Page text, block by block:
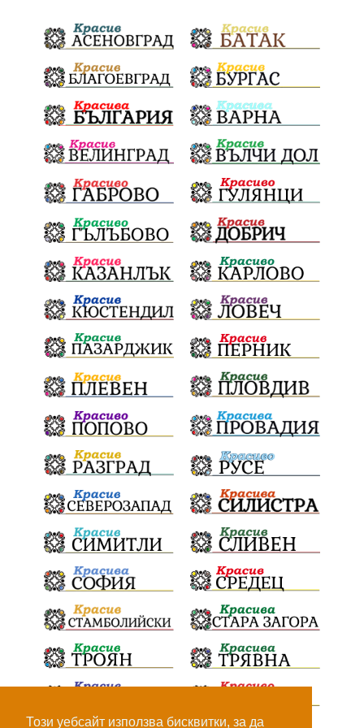
Този уебсайт използва бисквитки, за да